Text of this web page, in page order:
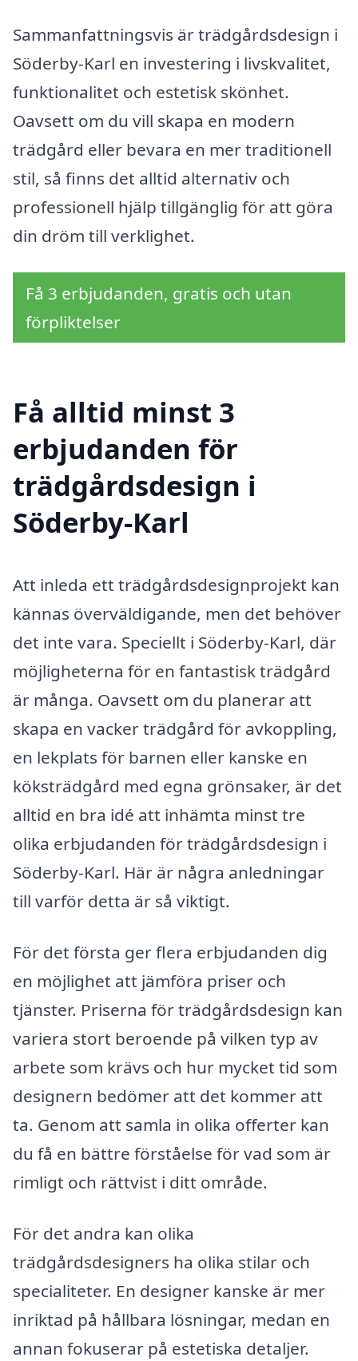
Sammanfattningsvis är trädgårdsdesign i
Söderby-Karl en investering i livskvalitet,
funktionalitet och estetisk skönhet.
Oavsett om du vill skapa en modern
trädgård eller bevara en mer traditionell
stil, så finns det alltid alternativ och
professionell hjälp tillgänglig för att göra
din dröm till verklighet.
Få 3 erbjudanden, gratis och utan
förpliktelser
Få alltid minst 3
erbjudanden för
trädgårdsdesign i
Söderby-Karl
Att inleda ett trädgårdsdesignprojekt kan
kännas överväldigande, men det behöver
det inte vara. Speciellt i Söderby-Karl, där
möjligheterna för en fantastisk trädgård
är många. Oavsett om du planerar att
skapa en vacker trädgård för avkoppling,
en lekplats för barnen eller kanske en
köksträdgård med egna grönsaker, är det
alltid en bra idé att inhämta minst tre
olika erbjudanden för trädgårdsdesign i
Söderby-Karl. Här är några anledningar
till varför detta är så viktigt.
För det första ger flera erbjudanden dig
en möjlighet att jämföra priser och
tjänster. Priserna för trädgårdsdesign kan
variera stort beroende på vilken typ av
arbete som krävs och hur mycket tid som
designern bedömer att det kommer att
ta. Genom att samla in olika offerter kan
du få en bättre förståelse för vad som är
rimligt och rättvist i ditt område.
För det andra kan olika
trädgårdsdesigners ha olika stilar och
specialiteter. En designer kanske är mer
inriktad på hållbara lösningar, medan en
annan fokuserar på estetiska detaljer.